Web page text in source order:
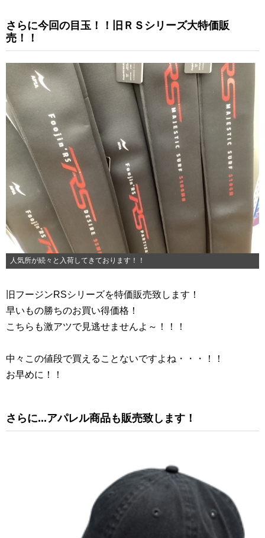
さらに今回の目玉！！旧ＲＳシリーズ大特価販
売！！
人気所が続々と入荷してきております！！
旧フージンRSシリーズを特価販売致します！
早いもの勝ちのお買い得価格！
こちらも激アツで見逃せませんよ～！！！
中々この値段で買えることないですよね・・・！！
お早めに！！
さらに...アパレル商品も販売致します！